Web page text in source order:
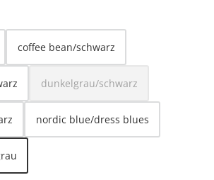
coffee bean/schwarz
dunkelgrau/schwarz
(Diese Option ist zurzeit nicht
nordic blue/dress blues